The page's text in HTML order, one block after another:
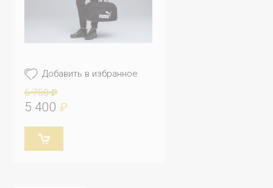
Добавить в избранное
6 750 ₽
5 400 ₽